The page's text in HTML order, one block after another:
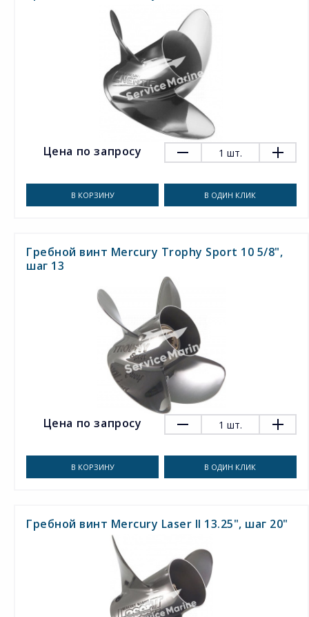
Цена по запросу 1 шт.
В КОРЗИНУ В ОДИН КЛИК
Гребной винт Mercury Trophy Sport 10 5/8",
шаг 13
Цена по запросу 1 шт.
В КОРЗИНУ В ОДИН КЛИК
Гребной винт Mercury Laser II 13.25", шаг 20"